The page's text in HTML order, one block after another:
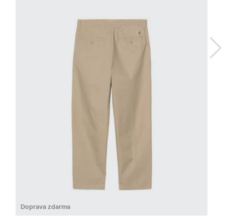
Doprava zdarma